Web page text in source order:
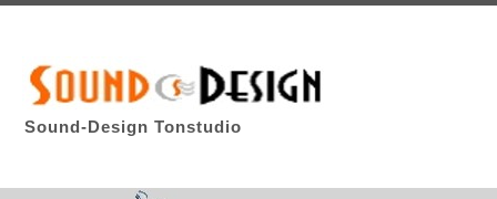
Sound-Design Tonstudio